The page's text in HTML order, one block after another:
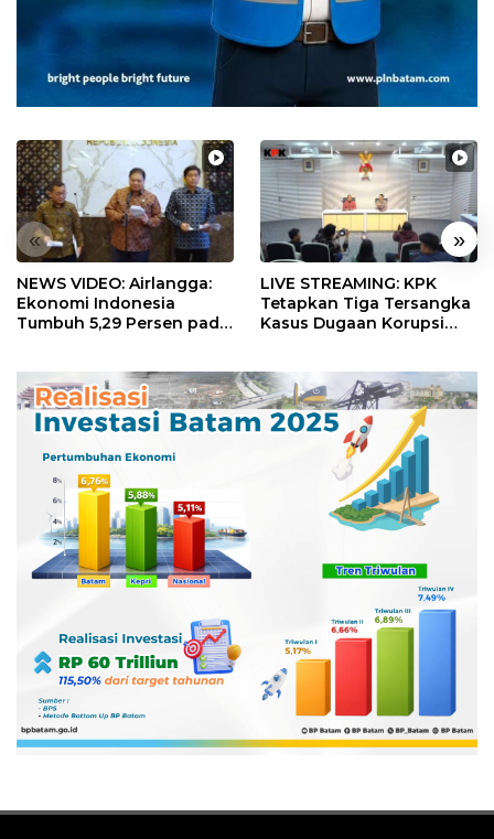
« »
NEWS VIDEO: Airlangga:
Ekonomi Indonesia
Tumbuh 5,29 Persen pada
LIVE STREAMING: KPK
Tetapkan Tiga Tersangka
Kasus Dugaan Korupsi